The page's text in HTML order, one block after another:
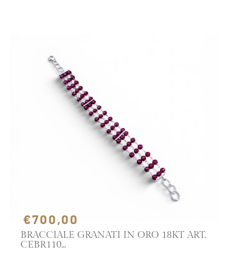
€700,00
BRACCIALE GRANATI IN ORO 18KT ART.
CEBR110